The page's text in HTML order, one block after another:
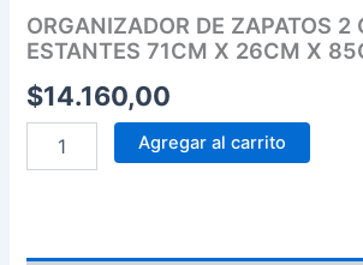
ORGANIZADOR DE ZAPATOS 2
ESTANTES 71CM X 26CM X
$14.160,00
Agregar al carrito